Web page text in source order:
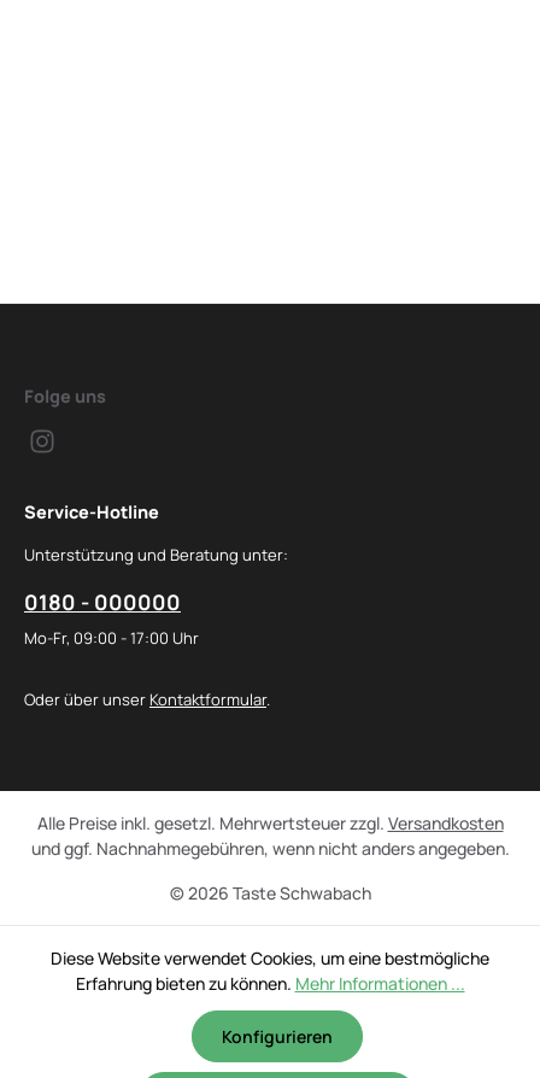
Folge uns
Service-Hotline
Unterstützung und Beratung unter:
0180 - 000000
Mo-Fr, 09:00 - 17:00 Uhr
Oder über unser Kontaktformular.
© 2026 Taste Schwabach
Alle Preise inkl. gesetzl. Mehrwertsteuer zzgl. Versandkosten
und ggf. Nachnahmegebühren, wenn nicht anders angegeben.
Diese Website verwendet Cookies, um eine bestmögliche
Erfahrung bieten zu können. Mehr Informationen ...
Konfigurieren